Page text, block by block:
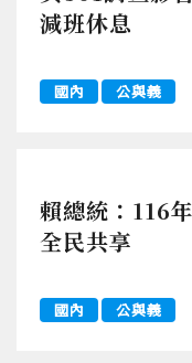
減班休息
國內 公與義
賴總統：116
全民共享
國內 公與義